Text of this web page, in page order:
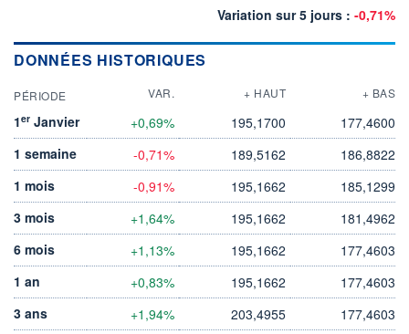
Variation sur 5 jours : -0,71%
DONNÉES HISTORIQUES
PÉRIODE VAR. + HAUT + BAS
1er Janvier +0,69% 195,1700
177,4600
1 semaine
-0,71% 189,5162
186,8822
1 mois
-0,91% 195,1662
185,1299
3 mois
+1,64% 195,1662
181,4962
6 mois
+1,13% 195,1662
177,4603
1 an
+0,83% 195,1662
177,4603
3 ans
+1,94% 203,4955
177,4603